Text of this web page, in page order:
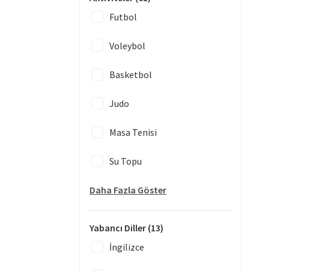
Futbol
Voleybol
Basketbol
Judo
Masa Tenisi
Su Topu
Daha Fazla Göster
Yabancı Diller (13)
İngilizce